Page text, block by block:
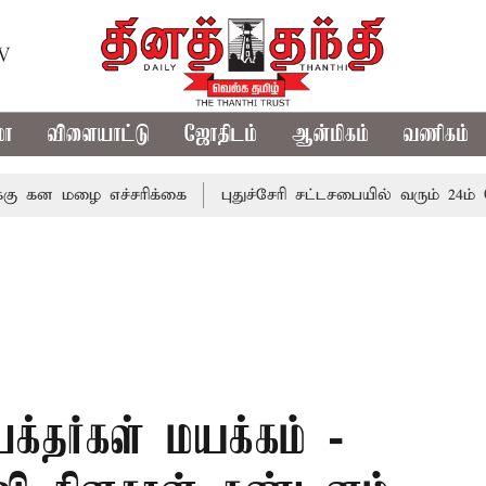
விளையாட்டு ஜோதிடம் ஆன்மிகம் வணிகம்
எச்சரிக்கை புதுச்சேரி சட்டசபையில் வரும் 24ம் தேதி
பக்தர்கள் மயக்கம் -